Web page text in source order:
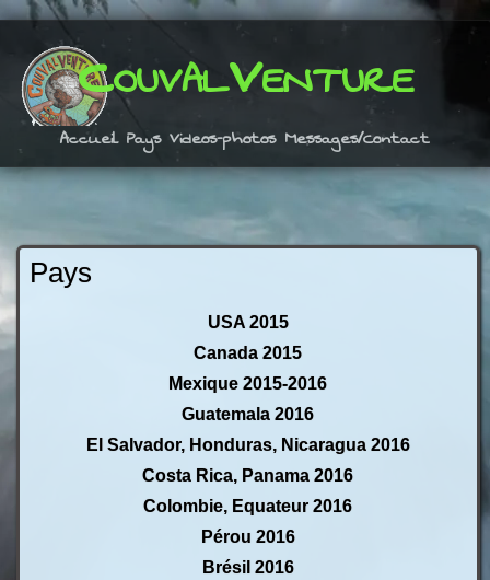
CouvalVenture
Accueil Pays Videos-photos Messages/Contact
Pays
USA 2015
Canada 2015
Mexique 2015-2016
Guatemala 2016
El Salvador, Honduras, Nicaragua 2016
Costa Rica, Panama 2016
Colombie, Equateur 2016
Pérou 2016
Brésil 2016